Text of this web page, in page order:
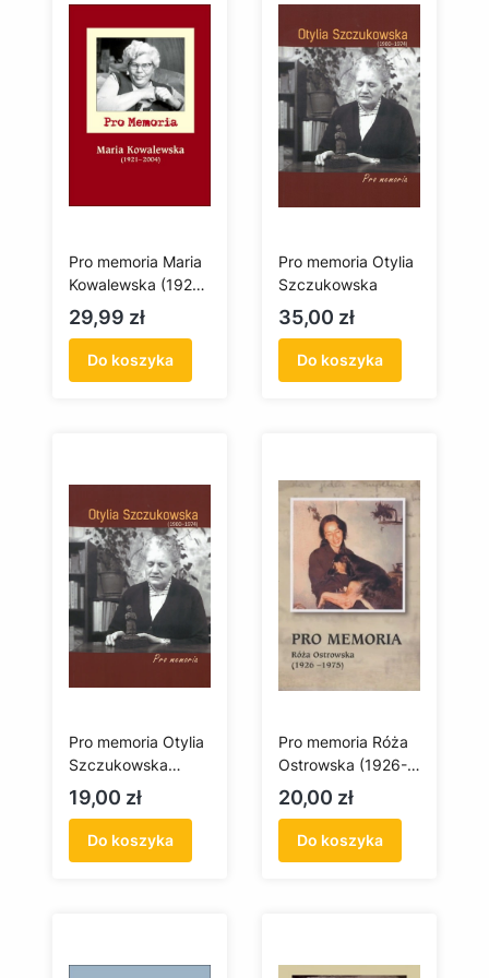
Pro memoria Maria
Kowalewska (1921-
2004)
Cena
29,99 zł
Do koszyka
Pro memoria Otylia
Szczukowska
Cena
35,00 zł
Do koszyka
Pro memoria Otylia
Szczukowska
(antykwariat)
Cena
19,00 zł
Do koszyka
Pro memoria Róża
Ostrowska (1926-
1975) (antykwariat)
Cena
20,00 zł
Do koszyka